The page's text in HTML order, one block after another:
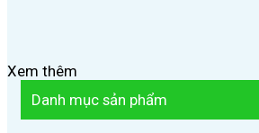
Xem thêm
Danh mục sản phẩm